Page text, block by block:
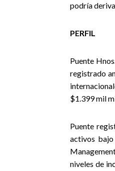
podría
PERFIL
Puente
registrado
$1.399 mil
Puente
activos
niveles de